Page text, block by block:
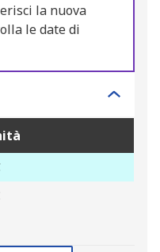
la nuova
le date di